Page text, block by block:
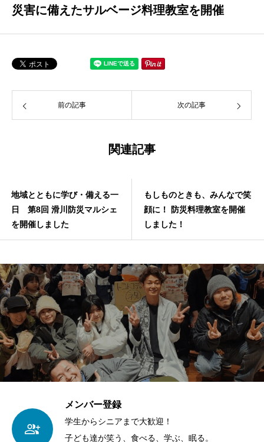
災害に備えたサルベージ料理教室を開催
前の記事 次の記事
関連記事
地域とともに学び・備える一
日 第8回 滑川防災マルシェ
を開催しました
もしものときも、みんなで笑
顔に！ 防災料理教室を開催
しました！
メンバー登録
学生からシニアまで大歓迎！
子ども達が笑う、食べる、学ぶ、眠る。